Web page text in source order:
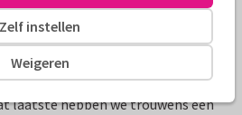
en vrienden zijn bijna net zo
bijzondere moment met je
de doop extra betekenisvol. Soms
als je bekenden vraagt voor het
laatste hebben we trouwens een
Weigeren
Zelf instellen